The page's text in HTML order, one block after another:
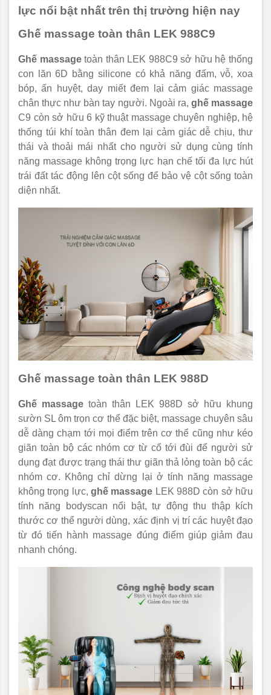
lực nổi bật nhất trên thị trường hiện nay
Ghế massage toàn thân LEK 988C9
Ghế massagetoàn thân LEK 988C9 sở hữu hệ thống
con lăn 6D bằng silicone có khả năng đấm, vỗ, xoa
bóp, ấn huyệt, day miết đem lại cảm giác massage
chân thực như bàn tay người. Ngoài ra, ghế massage
C9 còn sở hữu 6 kỹ thuật massage chuyên nghiệp, hệ
thống túi khí toàn thân đem lại cảm giác dễ chịu, thư
thái và thoải mái nhất cho người sử dụng cùng tính
năng massage không trọng lực hạn chế tối đa lực hút
trái đất tác động lên cột sống để bảo vệ cột sống toàn
diện nhất.
Ghế massage toàn thân LEK 988D
Ghế massage toàn thân LEK 988D sở hữu khung
sườn SL ôm trọn cơ thể đặc biệt, massage chuyên sâu
dễ dàng chạm tới mọi điểm trên cơ thể cũng như kéo
giãn toàn bộ các nhóm cơ từ cổ tới đùi để người sử
dụng đạt được trạng thái thư giãn thả lỏng toàn bộ các
nhóm cơ. Không chỉ dừng lại ở tính năng massage
không trọng lực, ghế massage LEK 988D còn sở hữu
tính năng bodyscan nổi bật, tự động thu thập kích
thước cơ thể người dùng, xác định vị trí các huyệt đạo
từ đó tiến hành massage đúng điểm giúp giảm đau
nhanh chóng.